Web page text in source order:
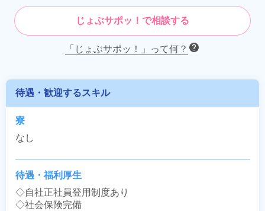
じょぶサポッ！で相談する
「じょぶサポッ！」って何？
待遇・歓迎するスキル
寮
なし
待遇・福利厚生
◇自社正社員登用制度あり
◇社会保険完備